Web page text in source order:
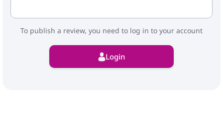
2 x roku dīvāns: 123×62×85 cm
(platums×dziļums×augstums)
To publish a review, you need to log in to your account
Login